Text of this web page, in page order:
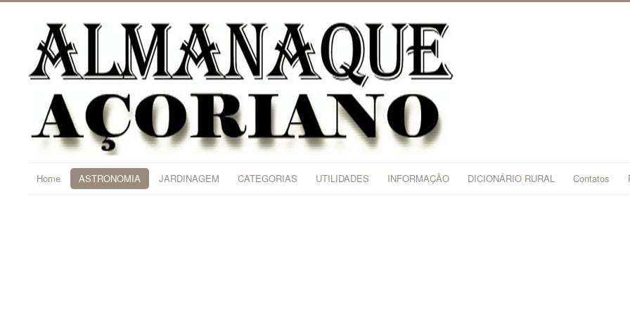
Home ASTRONOMIA JARDINAGEM CATEGORIAS UTILIDADES INFORMAÇÃO DICIONÁRIO RURAL Contatos